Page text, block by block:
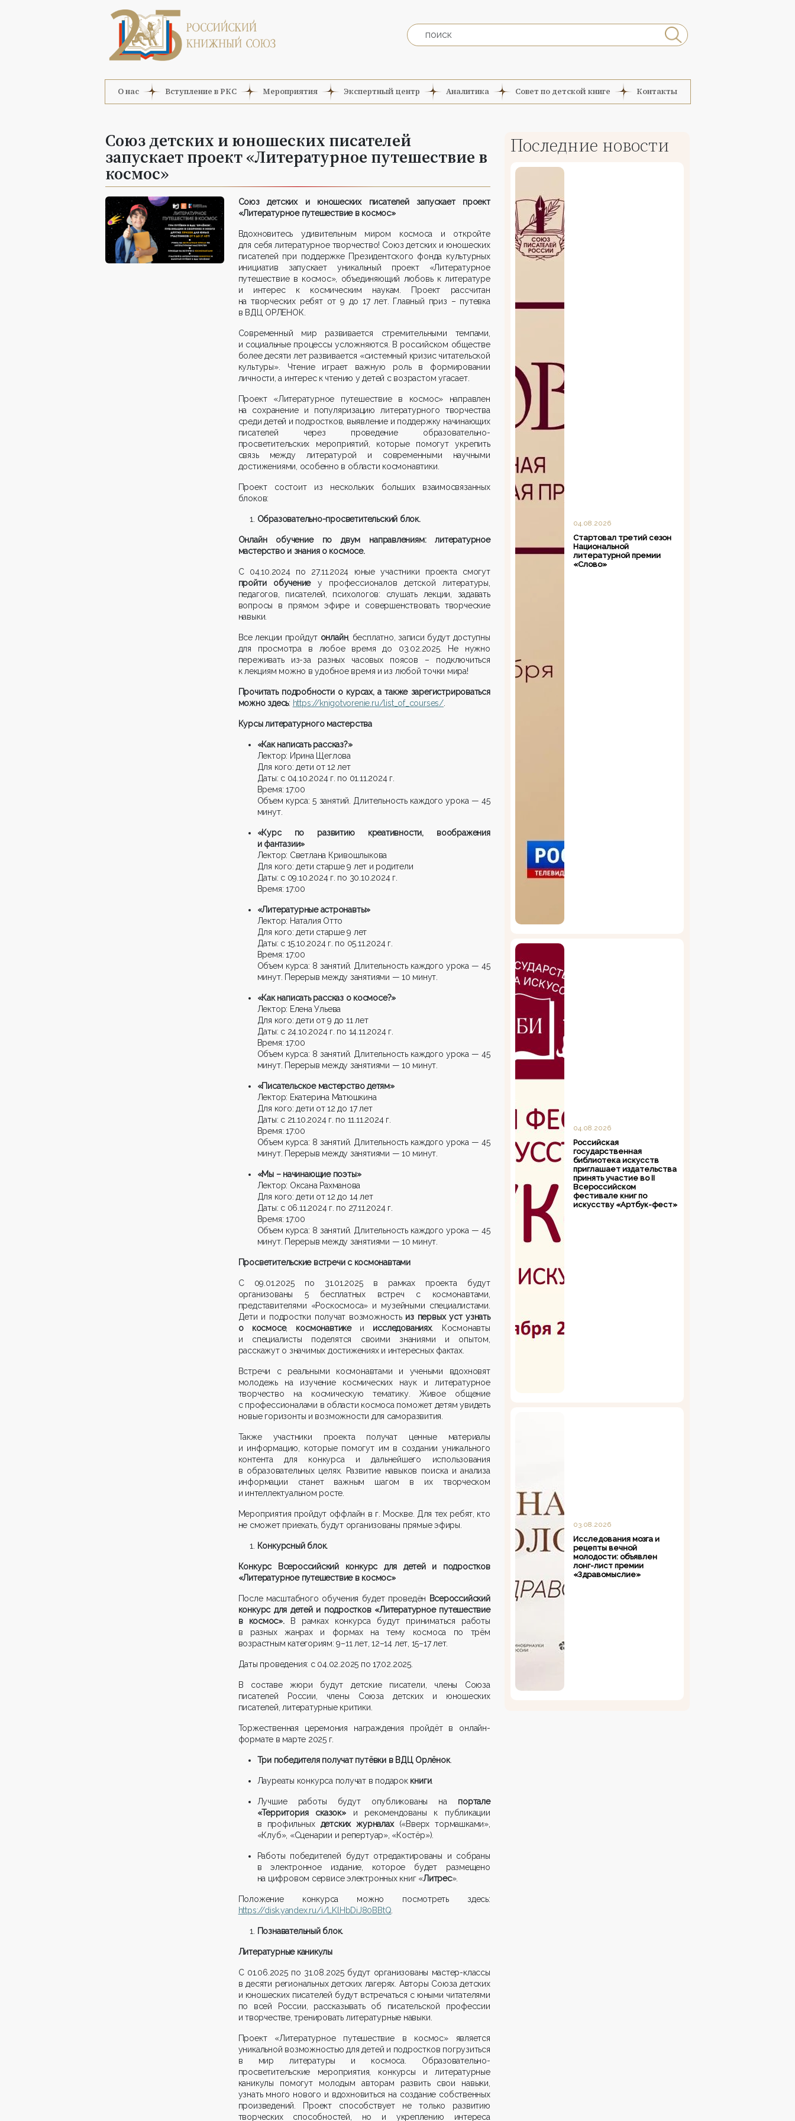
О нас Вступление в РКС Мероприятия Экспертный центр Аналитика Совет по детской книге Контакты
Союз детских и юношеских писателей
запускает проект «Литературное путешествие в
космос»
Союз детских и юношеских писателей запускает проект
«Литературное путешествие в космос»
Вдохновитесь удивительным миром космоса и откройте
для себя литературное творчество! Союз детских и юношеских
писателей при поддержке Президентского фонда культурных
инициатив запускает уникальный проект «Литературное
путешествие в космос», объединяющий любовь к литературе
и интерес к космическим наукам. Проект рассчитан
на творческих ребят от 9 до 17 лет. Главный приз – путевка
в ВДЦ ОРЛЕНОК.
Современный мир развивается стремительными темпами,
и социальные процессы усложняются. В российском обществе
более десяти лет развивается «системный кризис читательской
культуры». Чтение играет важную роль в формировании
личности, а интерес к чтению у детей с возрастом угасает.
Проект «Литературное путешествие в космос» направлен
на сохранение и популяризацию литературного творчества
среди детей и подростков, выявление и поддержку начинающих
писателей через проведение образовательно-
просветительских мероприятий, которые помогут укрепить
связь между литературой и современными научными
достижениями, особенно в области космонавтики.
Проект состоит из нескольких больших взаимосвязанных
блоков:
Образовательно-просветительский блок.
Онлайн обучение по двум направлениям: литературное
мастерство и знания о космосе.
С 04.10.2024 по 27.11.2024 юные участники проекта смогут
пройти обучениеу профессионалов детской литературы,
педагогов, писателей, психологов: слушать лекции, задавать
вопросы в прямом эфире и совершенствовать творческие
навыки.
Все лекции пройдут онлайн, бесплатно, записи будут доступны
для просмотра в любое время до 03.02.2025. Не нужно
переживать из-за разных часовых поясов – подключиться
к лекциям можно в удобное время и из любой точки мира!
Прочитать подробности о курсах, а также зарегистрироваться
можно здесь: https://knigotvorenie.ru/list_of_courses/
Курсы литературного мастерства
«Как написать рассказ?»
Лектор: Ирина Щеглова
Для кого: дети от 12 лет
Даты: с 04.10.2024 г. по 01.11.2024 г.
Время: 17:00
Объем курса: 5 занятий. Длительность каждого урока — 45
минут.
«Курс по развитию креативности, воображения
и фантазии»
Лектор: Светлана Кривошлыкова
Для кого: дети старше 9 лет и родители
Даты: с 09.10.2024 г. по 30.10.2024 г.
Время: 17:00
«Литературные астронавты»
Лектор: Наталия Отто
Для кого: дети старше 9 лет
Даты: с 15.10.2024 г. по 05.11.2024 г.
Время: 17:00
Объем курса: 8 занятий. Длительность каждого урока — 45
минут. Перерыв между занятиями — 10 минут.
«Как написать рассказ о космосе?»
Лектор: Елена Ульева
Для кого: дети от 9 до 11 лет
Даты: с 24.10.2024 г. по 14.11.2024 г.
Время: 17:00
Объем курса: 8 занятий. Длительность каждого урока — 45
минут. Перерыв между занятиями — 10 минут.
«Писательское мастерство детям»
Лектор: Екатерина Матюшкина
Для кого: дети от 12 до 17 лет
Даты: с 21.10.2024 г. по 11.11.2024 г.
Время: 17:00
Объем курса: 8 занятий. Длительность каждого урока — 45
минут. Перерыв между занятиями — 10 минут.
«Мы – начинающие поэты»
Лектор: Оксана Рахманова
Для кого: дети от 12 до 14 лет
Даты: с 06.11.2024 г. по 27.11.2024 г.
Время: 17:00
Объем курса: 8 занятий. Длительность каждого урока — 45
минут. Перерыв между занятиями — 10 минут.
Просветительские встречи с космонавтами
С 09.01.2025 по 31.01.2025 в рамках проекта будут
организованы 5 бесплатных встреч с космонавтами,
представителями «Роскосмоса» и музейными специалистами.
Дети и подростки получат возможность из первых уст узнать
о космосе, космонавтикеи исследованиях. Космонавты
и специалисты поделятся своими знаниями и опытом,
расскажут о значимых достижениях и интересных фактах.
Встречи с реальными космонавтами и учеными вдохновят
молодежь на изучение космических наук и литературное
творчество на космическую тематику. Живое общение
с профессионалами в области космоса поможет детям увидеть
новые горизонты и возможности для саморазвития.
Также участники проекта получат ценные материалы
и информацию, которые помогут им в создании уникального
контента для конкурса и дальнейшего использования
в образовательных целях. Развитие навыков поиска и анализа
информации станет важным шагом в их творческом
и интеллектуальном росте.
Мероприятия пройдут оффлайн в г. Москве. Для тех ребят, кто
не сможет приехать, будут организованы прямые эфиры.
Конкурсный блок.
Конкурс Всероссийский конкурс для детей и подростков
«Литературное путешествие в космос»
После масштабного обучения будет проведён Всероссийский
конкурс для детей и подростков «Литературное путешествие
в космос».В рамках конкурса будут приниматься работы
в разных жанрах и формах на тему космоса по трём
возрастным категориям: 9–11 лет, 12–14 лет, 15–17 лет.
Даты проведения: с 04.02.2025 по 17.02.2025.
В составе жюри будут детские писатели, члены Союза
писателей России, члены Союза детских и юношеских
писателей, литературные критики.
Торжественная церемония награждения пройдёт в онлайн-
формате в марте 2025 г.
Три победителя получат путёвки в ВДЦ Орлёнок.
Лауреаты конкурса получат в подарок книги.
Лучшие работы будут опубликованы на портале
«Территория сказок»и рекомендованы к публикации
в профильных детских журналах(«Вверх тормашками»,
«Клуб», «Сценарии и репертуар», «Костёр»).
Работы победителей будут отредактированы и собраны
в электронное издание, которое будет размещено
на цифровом сервисе электронных книг «Литрес».
Положение конкурса можно посмотреть здесь:
https://disk.yandex.ru/i/LKlHbDiJ80BBtQ
Познавательный блок.
Литературные каникулы
С 01.06.2025 по 31.08.2025 будут организованы мастер-классы
в десяти региональных детских лагерях. Авторы Союза детских
и юношеских писателей будут встречаться с юными читателями
по всей России, рассказывать об писательской профессии
и творчестве, тренировать литературные навыки.
Проект «Литературное путешествие в космос» является
уникальной возможностью для детей и подростков погрузиться
в мир литературы и космоса. Образовательно-
просветительские мероприятия, конкурсы и литературные
каникулы помогут молодым авторам развить свои навыки,
узнать много нового и вдохновиться на создание собственных
произведений. Проект способствует не только развитию
творческих способностей, но и укреплению интереса
Последние новости
04.08.2026
Стартовал третий сезон
Национальной
литературной премии
«Слово»
04.08.2026
Российская
государственная
библиотека искусств
приглашает издательства
принять участие во II
Всероссийском
фестивале книг по
искусству «Артбук-фест»
03.08.2026
Исследования мозга и
рецепты вечной
молодости: объявлен
лонг-лист премии
«Здравомыслие»